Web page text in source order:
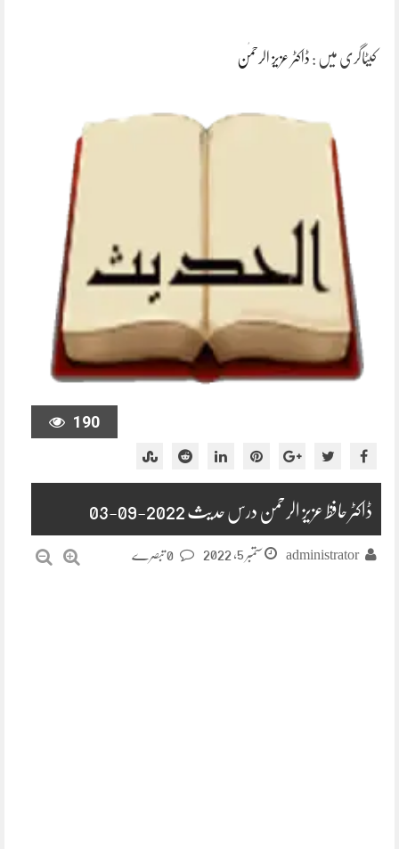
کیٹاگری میں : ڈاکٹر عزیز الرحمٰن
190
ڈاکٹر حافظ عزیز الرحمن درس حدیث 2022-09-03
administrator ستمبر 5, 2022